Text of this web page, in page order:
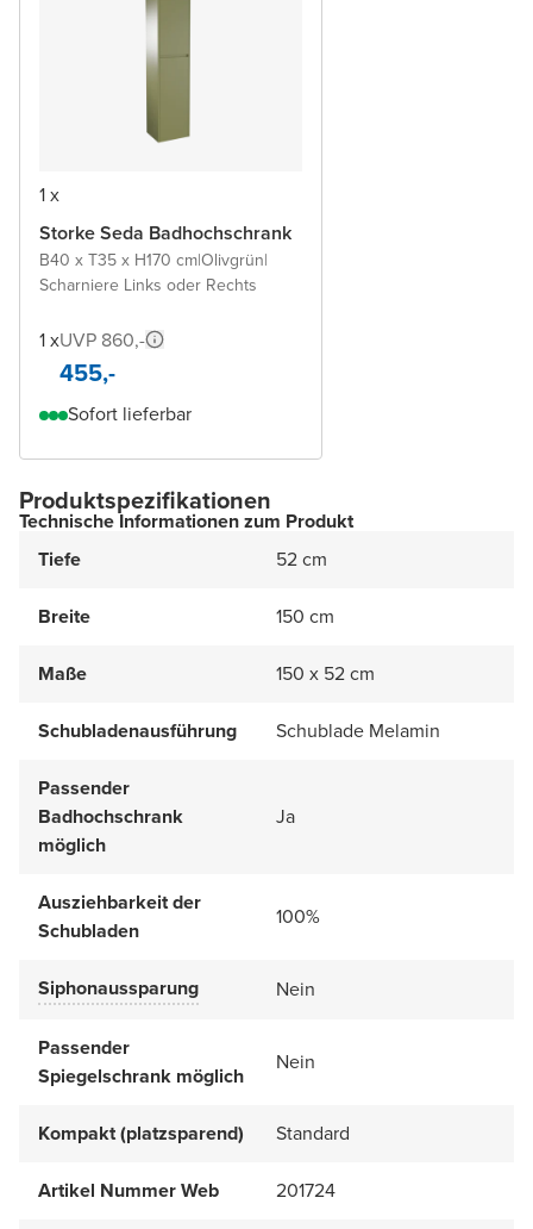
1 x
Storke Seda Badhochschrank
B40 x T35 x H170 cm|Olivgrün|
Scharniere Links oder Rechts
1 xUVP 860,-
455,-
Sofort lieferbar
Produktspezifikationen
Technische Informationen zum Produkt
Tiefe
52 cm
Breite 150 cm
Maße 150 x 52 cm
Schubladenausführung Schublade Melamin
Passender
Badhochschrank
möglich
Ja
Ausziehbarkeit der
Schubladen
100%
Siphonaussparung Nein
Passender
Spiegelschrank möglich
Nein
Kompakt (platzsparend) Standard
Artikel Nummer Web 201724